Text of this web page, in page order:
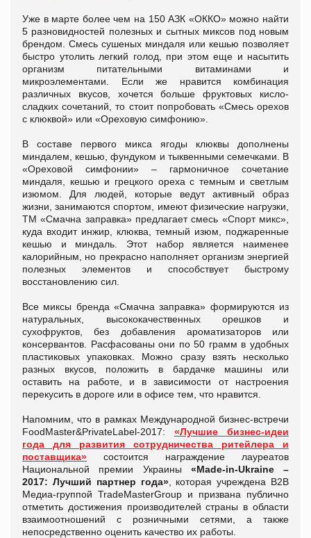
Уже в марте более чем на 150 АЗК «ОККО» можно найти
5 разновидностей полезных и сытных миксов под новым
брендом. Смесь сушеных миндаля или кешью позволяет
быстро утолить легкий голод, при этом еще и насытить
организм питательными витаминами и
микроэлементами. Если же нравится комбинация
различных вкусов, хочется больше фруктовых кисло-
сладких сочетаний, то стоит попробовать «Смесь орехов
с клюквой» или «Ореховую симфонию».
В составе первого микса ягоды клюквы дополнены
миндалем, кешью, фундуком и тыквенными семечками. В
«Ореховой симфонии» – гармоничное сочетание
миндаля, кешью и грецкого ореха с темным и светлым
изюмом. Для людей, которые ведут активный образ
жизни, занимаются спортом, имеют физические нагрузки,
ТМ «Смачна заправка» предлагает смесь «Спорт микс»,
куда входит инжир, клюква, темный изюм, поджаренные
кешью и миндаль. Этот набор является наименее
калорийным, но прекрасно наполняет организм энергией
полезных элементов и способствует быстрому
восстановлению сил.
Все миксы бренда «Смачна заправка» формируются из
натуральных, высококачественных орешков и
сухофруктов, без добавления ароматизаторов или
консервантов. Расфасованы они по 50 грамм в удобных
пластиковых упаковках. Можно сразу взять несколько
разных вкусов, положить в бардачке машины или
оставить на работе, и в зависимости от настроения
перекусить в дороге или в офисе тем, что нравится.
Напомним, что в рамках Международной бизнес-встречи
FoodMaster&PrivateLabel-2017: «Лучшие бизнес-идеи
года для развития сотрудничества ритейлера и
поставщика» состоится награждение лауреатов
Национальной премии Украины «Made-in-Ukraine –
2017: Лучший партнер года», которая учреждена В2В
Медиа-группой TradeMasterGroup и призвана публично
отметить достижения производителей страны в области
взаимоотношений с розничными сетями, а также
непосредственно оценить качество их работы.